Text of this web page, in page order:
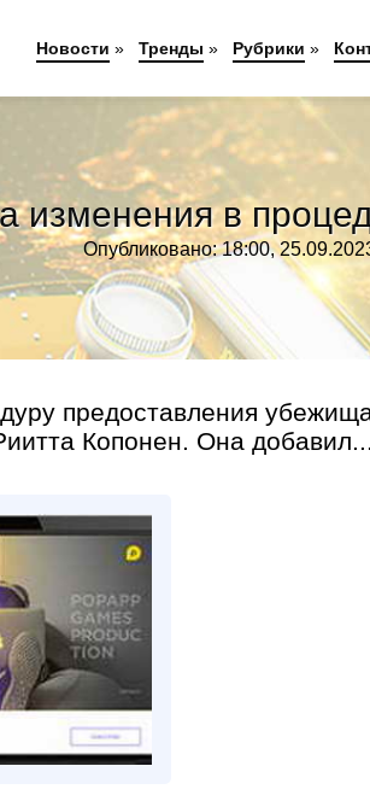
изменения в
Опубликовано: 18:00,
предоставления
Копонен. Она добавил...
Новости » Тренды » Рубрики »